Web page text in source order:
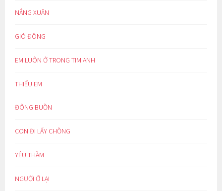
NẮNG XUÂN
GIÓ ĐÔNG
EM LUÔN Ở TRONG TIM ANH
THIẾU EM
ĐÔNG BUỒN
CON ĐI LẤY CHỒNG
YÊU THẦM
NGƯỜI Ở LẠI